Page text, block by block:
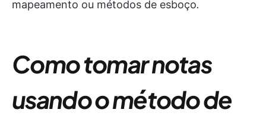
mapeamento ou métodos de esboço.
Como tomar notas
usando o método de